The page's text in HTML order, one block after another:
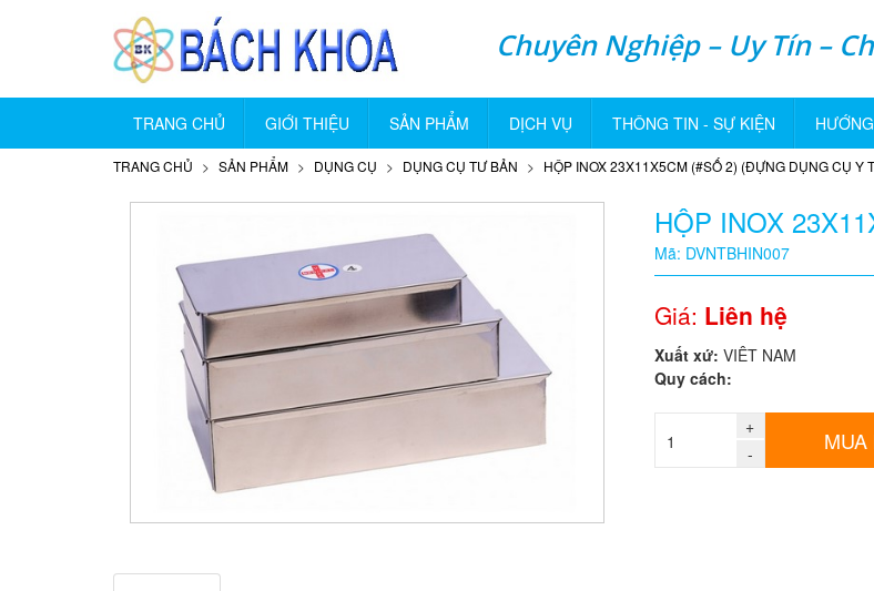
Chuyên Nghiệp – Uy Tín –
TRANG CHỦ GIỚI THIỆU SẢN PHẨM DỊCH VỤ THÔNG TIN - SỰ KIỆN
TRANG CHỦ SẢN PHẨM DỤNG CỤ DỤNG CỤ TƯ BẢN HỘP INOX 23X11X5CM (#SỐ 2) (ĐỰNG DỤNG CỤ Y
HỘP INOX
Mã: DVNTBHIN007
Giá: Liên hệ
Xuất xứ: VIÊT NAM
Quy cách:
+
-
MUA